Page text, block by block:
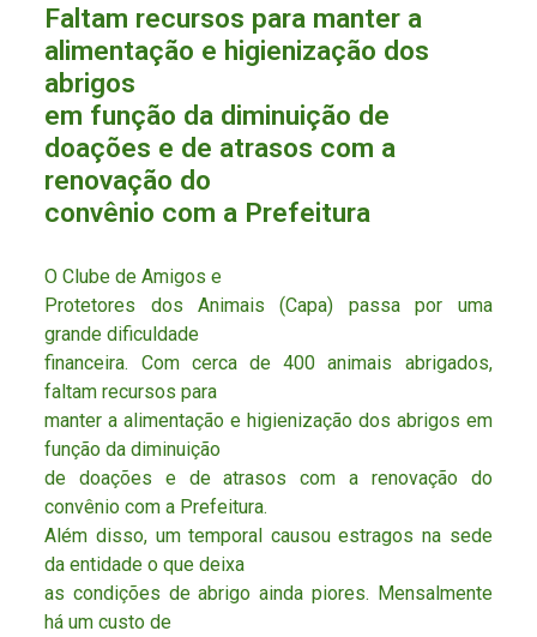
Faltam recursos para manter a
alimentação e higienização dos
abrigos
em função da diminuição de
doações e de atrasos com a
renovação do
convênio com a Prefeitura
O Clube de Amigos e
Protetores dos Animais (Capa) passa por uma
grande dificuldade
financeira. Com cerca de 400 animais abrigados,
faltam recursos para
manter a alimentação e higienização dos abrigos em
função da diminuição
de doações e de atrasos com a renovação do
convênio com a Prefeitura.
Além disso, um temporal causou estragos na sede
da entidade o que deixa
as condições de abrigo ainda piores. Mensalmente
há um custo de